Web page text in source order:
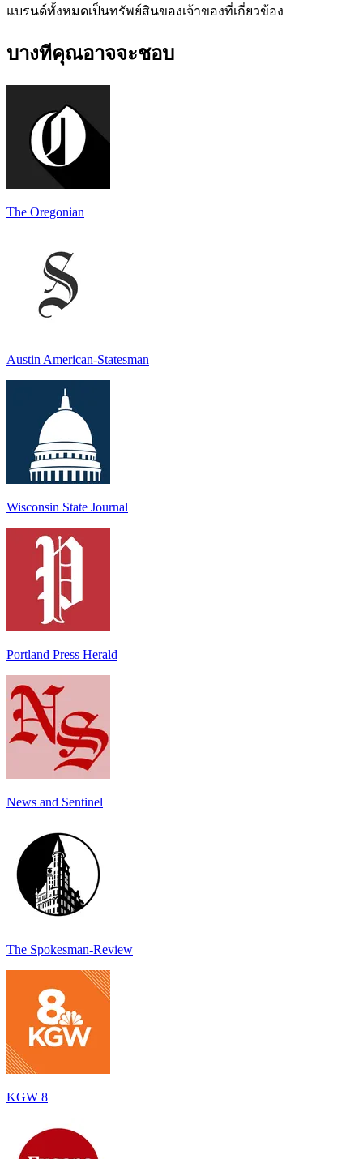
แบรนด์ทั้งหมดเป็นทรัพย์สินของเจ้าของที่เกี่ยวข้อง
บางทีคุณอาจจะชอบ
The Oregonian
Austin American-Statesman
Wisconsin State Journal
Portland Press Herald
News and Sentinel
The Spokesman-Review
KGW 8